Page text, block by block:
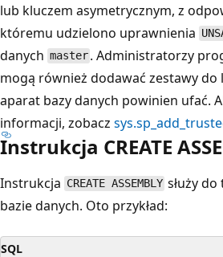
lub kluczem asymetrycznym, z
któremu udzielono uprawnienia
danych master . Administratorzy
mogą również dodawać zestawy
aparat bazy danych powinien ufać.
informacji, zobacz
Instrukcja CREATE
Instrukcja CREATE ASSEMBLY służy
bazie danych. Oto przykład:
SQL